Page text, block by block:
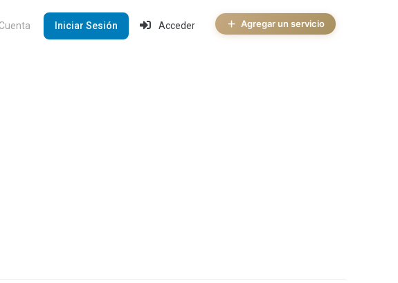
Iniciar Sesión Acceder Agregar un servicio